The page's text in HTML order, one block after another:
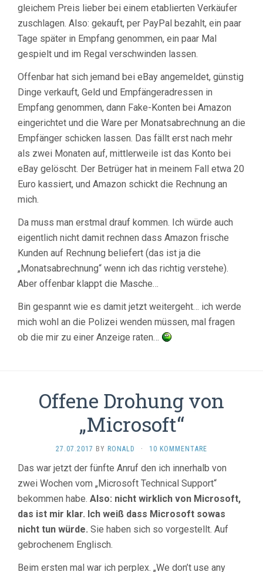
gleichem Preis lieber bei einem etablierten Verkäufer
zuschlagen. Also: gekauft, per PayPal bezahlt, ein paar
Tage später in Empfang genommen, ein paar Mal
gespielt und im Regal verschwinden lassen.
Offenbar hat sich jemand bei eBay angemeldet, günstig
Dinge verkauft, Geld und Empfängeradressen in
Empfang genommen, dann Fake-Konten bei Amazon
eingerichtet und die Ware per Monatsabrechnung an die
Empfänger schicken lassen. Das fällt erst nach mehr
als zwei Monaten auf, mittlerweile ist das Konto bei
eBay gelöscht. Der Betrüger hat in meinem Fall etwa 20
Euro kassiert, und Amazon schickt die Rechnung an
mich.
Da muss man erstmal drauf kommen. Ich würde auch
eigentlich nicht damit rechnen dass Amazon frische
Kunden auf Rechnung beliefert (das ist ja die
„Monatsabrechnung“ wenn ich das richtig verstehe).
Aber offenbar klappt die Masche…
Bin gespannt wie es damit jetzt weitergeht… ich werde
mich wohl an die Polizei wenden müssen, mal fragen
ob die mir zu einer Anzeige raten…
Offene Drohung von
„Microsoft“
27.07.2017 BY RONALD · 10 KOMMENTARE
Das war jetzt der fünfte Anruf den ich innerhalb von
zwei Wochen vom „Microsoft Technical Support“
bekommen habe. Also: nicht wirklich von Microsoft,
das ist mir klar. Ich weiß dass Microsoft sowas
nicht tun würde. Sie haben sich so vorgestellt. Auf
gebrochenem Englisch.
Beim ersten mal war ich perplex. „We don’t use any